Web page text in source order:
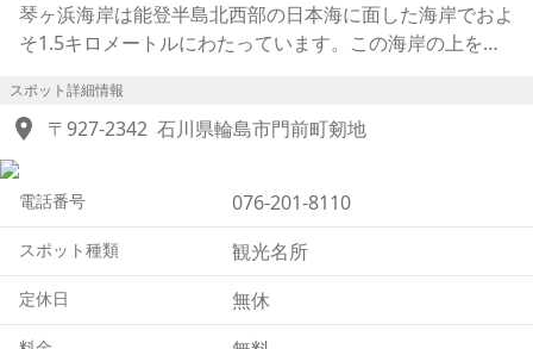
琴ヶ浜海岸は能登半島北西部の日本海に面した海岸でおよ
そ1.5キロメートルにわたっています。この海岸の上を素
海岸と呼ばれています。
また地元では「漁師の若い男･重蔵(じゅうぞう)と、娘･お
にくれながら毎日待ち続けたあげく、病にかかって死んだ
お小夜、しかしその後戻った重蔵が、それを知って泣いた
涙が砂に落ちたという言い伝えです。
「泣く」は方言で「ごめく」と言うので「ごめき浜」とも
呼ばれています。
スポット詳細情報
location_on 〒927-2342 石川県輪島市門前町剱地
電話番号 076-201-8110
スポット種類 観光名所
定休日 無休